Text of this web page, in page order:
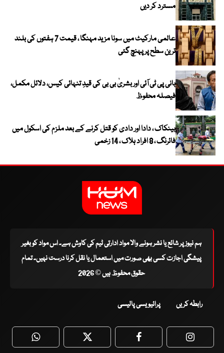
مسترد کر دیں
عالمی مارکیٹ میں سونا مزید مہنگا ، قیمت 7 ہفتوں کی بلند
ترین سطح پر پہنچ گئی
بانی پی ٹی آئی اور بشریٰ بی بی کی قیدِ تنہائی کیس، دلائل مکمل،
فیصلہ محفوظ
بینکاک ، دادا اور دادی کو قتل کرنے کے بعد ملزم کی اسکول میں
فائرنگ ، 8 افراد ہلاک ، 14 زخمی
ہم نیوز پر شائع یا نشر ہونے والا مواد ادارتی ٹیم کی کاوش ہے۔ اس مواد کو بغیر
پیشگی اجازت کسی بھی صورت میں استعمال یا نقل کرنا درست نہیں۔ تمام
حقوق محفوظ ہیں © 2026
رابطہ کریں پرائیویسی پالیسی
WhatsApp Twitter Facebook